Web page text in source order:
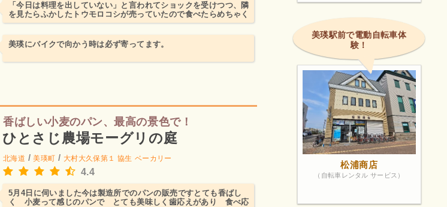
「今日は料理を出していない」と言われてショックを受けつつ、隣
を見たらふかしたトウモロコシが売っていたので食べたらめちゃく
ちゃ美味しかったです...
美瑛にバイクで向かう時は必ず寄ってます。
香ばしい小麦のパン、最高の景色で！
ひとさじ農場モーグリの庭
北海道 /美瑛町 / 大村大久保第１ 協生 ベーカリー
4.4
5月4日に伺いました今は製造所でのパンの販売ですとても香ばし
く 小麦って感じのパンで とても美味しく歯応えがあり 食べ応
美瑛駅前で電動自転車体
験！
松浦商店
（自転車レンタル サービス）